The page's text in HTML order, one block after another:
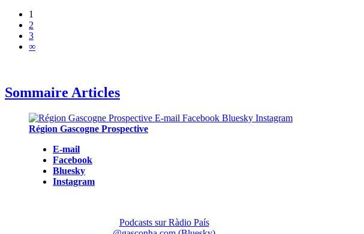
1
2
3
∞
Sommaire Articles
Région Gascogne Prospective
E-mail
Facebook
Bluesky
Instagram
Podcasts sur Ràdio País